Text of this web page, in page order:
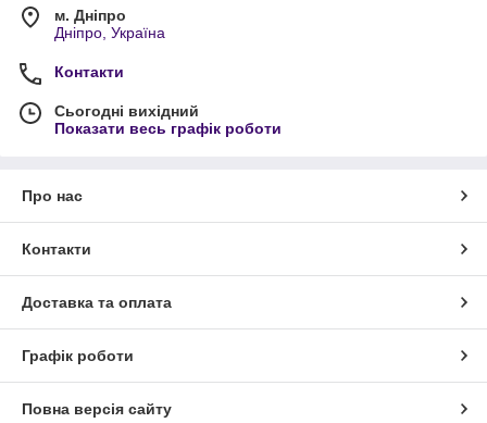
м. Дніпро
Дніпро, Україна
Контакти
Сьогодні вихідний
Показати весь графік роботи
Про нас
Контакти
Доставка та оплата
Графік роботи
Повна версія сайту